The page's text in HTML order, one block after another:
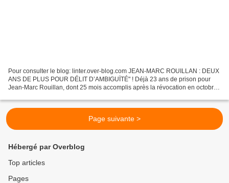
Pour consulter le blog: linter.over-blog.com JEAN-MARC ROUILLAN : DEUX
ANS DE PLUS POUR DÉLIT D’AMBIGUÏTÉ" ! Déjà 23 ans de prison pour
Jean-Marc Rouillan, dont 25 mois accomplis après la révocation en octobre
Page suivante >
Hébergé par Overblog
Top articles
Pages